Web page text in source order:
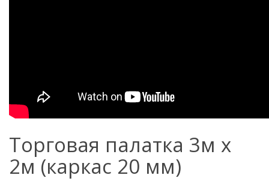
Торговая палатка 3м х
2м (каркас 20 мм)